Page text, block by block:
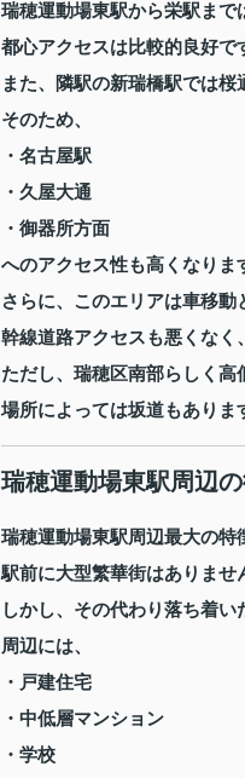
瑞穂運動場東駅から栄駅まで
都心アクセスは比較的良好で
また、隣駅の新瑞橋駅では桜
そのため、
・名古屋駅
・久屋大通
・御器所方面
へのアクセス性も高くなりま
さらに、このエリアは車移動
幹線道路アクセスも悪くなく
ただし、瑞穂区南部らしく高
場所によっては坂道もありま
瑞穂運動場東駅周辺
瑞穂運動場東駅周辺最大の特
駅前に大型繁華街はありませ
しかし、その代わり落ち着い
周辺には、
・戸建住宅
・中低層マンション
・学校